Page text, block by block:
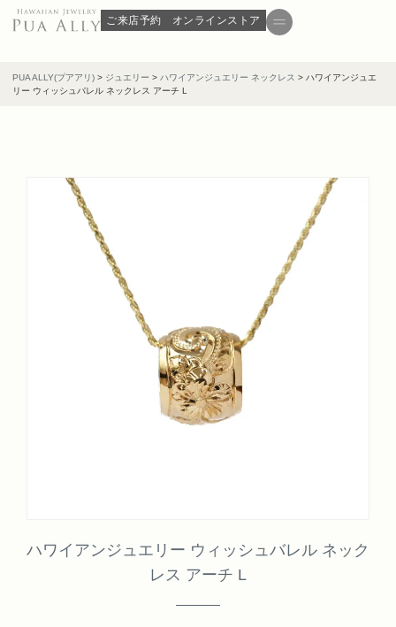
ご来店予約 オンラインストア
PUA ALLY(プアアリ) > ジュエリー > ハワイアンジュエリー ネックレス > ハワイアンジュエ
リー ウィッシュバレル ネックレス アーチ L
ハワイアンジュエリー ウィッシュバレル ネック
レス アーチ L